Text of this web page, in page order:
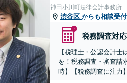
神田小川町法律会計事務所
渋谷区 からも相談受
税務調査対応
【税理士・公認会計
を！税務調査・審査請
時】【税務調査に注力】